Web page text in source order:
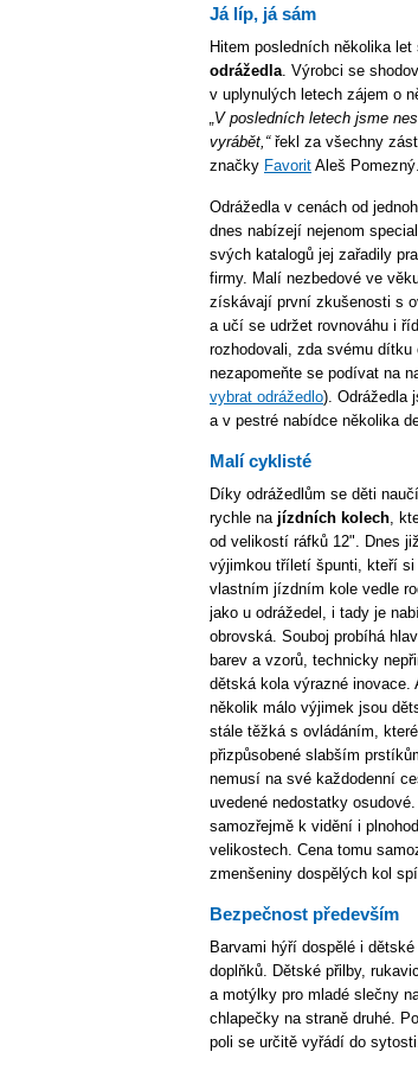
Já líp, já sám
Hitem posledních několika
odrážedla. Výrobci se
v uplynulých letech zájem o
„V posledních letech jsme
vyrábět,“řekl za všechny
značky Favorit Aleš Pomezný.
Odrážedla v cenách od
dnes nabízejí nejenom
svých katalogů jej zařadily
firmy. Malí nezbedové ve
získávají první zkušenosti s
a učí se udržet rovnováhu i
rozhodovali, zda svému dítku
nezapomeňte se podívat na
vybrat odrážedlo). Odrážedla
a v pestré nabídce několika
Malí cyklisté
Díky odrážedlům se děti
rychle na jízdních kolech,
od velikostí ráfků 12". Dnes
výjimkou tříletí špunti, kteří si
vlastním jízdním kole vedle
jako u odrážedel, i tady je
obrovská. Souboj probíhá
barev a vzorů, technicky
dětská kola výrazné inovace.
několik málo výjimek jsou
stále těžká s ovládáním,
přizpůsobené slabším
nemusí na své každodenní
uvedené nedostatky
samozřejmě k vidění i
velikostech. Cena tomu
zmenšeniny dospělých kol
Bezpečnost především
Barvami hýří dospělé i
doplňků. Dětské přilby,
a motýlky pro mladé slečny
chlapečky na straně druhé.
poli se určitě vyřádí do